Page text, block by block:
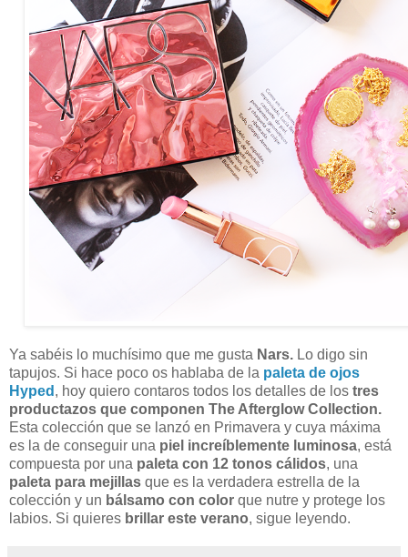
Ya sabéis lo muchísimo que me gusta Nars. Lo digo sin
tapujos. Si hace poco os hablaba de la paleta de ojos
Hyped , hoy quiero contaros todos los detalles de los tres
productazos que componen The Afterglow Collection.
Esta colección que se lanzó en Primavera y cuya máxima
es la de conseguir una piel increíblemente luminosa, está
compuesta por una paleta con 12 tonos cálidos, una
paleta para mejillas que es la verdadera estrella de la
colección y un bálsamo con color que nutre y protege los
labios. Si quieres brillar este verano, sigue leyendo.